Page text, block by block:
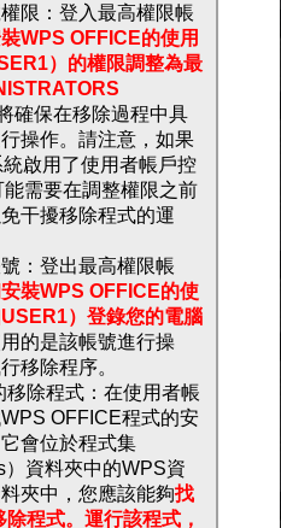
限：登入最高權限帳
WPS OFFICE的使用
）的權限調整為最
確保在移除過程中具
操作。請注意，如果
啟用了使用者帳戶控
需要在調整權限之前
干擾移除程式的運
：登出最高權限帳
裝WPS OFFICE的使
）登錄您的電腦
的是該帳號進行操
移除程序。
除程式：在使用者帳
OFFICE程式的安
會位於程式集
）資料夾中的WPS資
夾中，您應該能夠找
程式。運行該程式，